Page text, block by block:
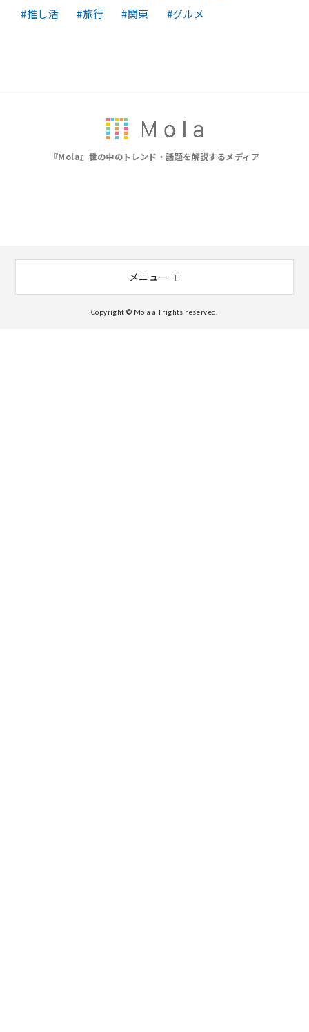
推し活
旅行 関東 グルメ
『Mola』世の中のトレンド・話題を解説するメディア
メニュー
Copyright © Mola all rights reserved.